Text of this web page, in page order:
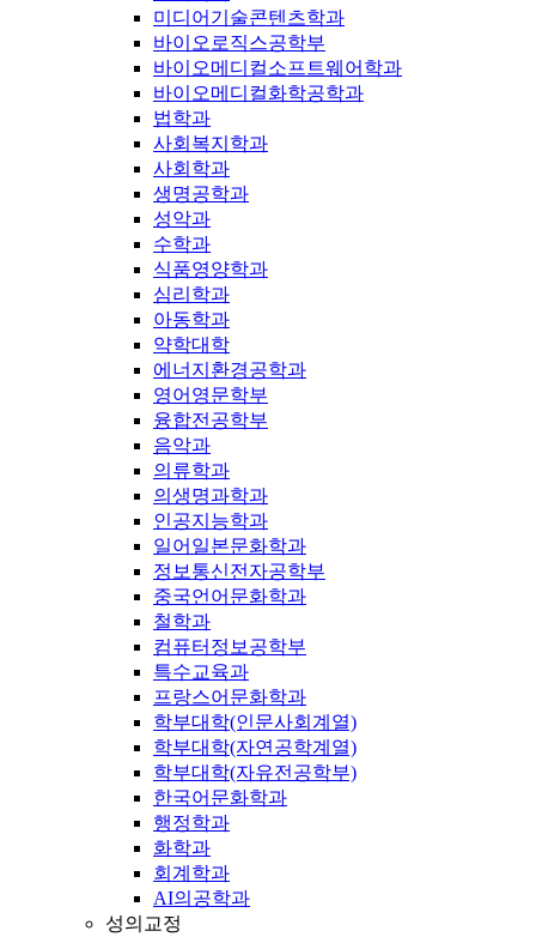
미디어기술콘텐츠학과
바이오로직스공학부
바이오메디컬소프트웨어학과
바이오메디컬화학공학과
법학과
사회복지학과
사회학과
생명공학과
성악과
수학과
식품영양학과
심리학과
아동학과
약학대학
에너지환경공학과
영어영문학부
융합전공학부
음악과
의류학과
의생명과학과
인공지능학과
일어일본문화학과
정보통신전자공학부
중국언어문화학과
철학과
컴퓨터정보공학부
특수교육과
프랑스어문화학과
학부대학(인문사회계열)
학부대학(자연공학계열)
학부대학(자유전공학부)
한국어문화학과
행정학과
화학과
회계학과
AI의공학과
성의교정